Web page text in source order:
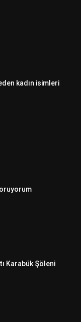
kadın isimleri
Karabük Şöleni